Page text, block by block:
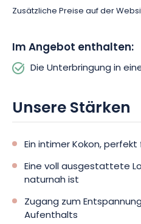
Wellnessbereich. So können Sie
Spaziergang zu zweit in aller
gedämpften Atmosphäre
Zusätzliche Preise auf der
Im Angebot enthalten:
Die Unterbringung in
Unsere Stärken
Ein intimer Kokon,
Eine voll ausgestattete
naturnah ist
Zugang zum
Aufenthalts